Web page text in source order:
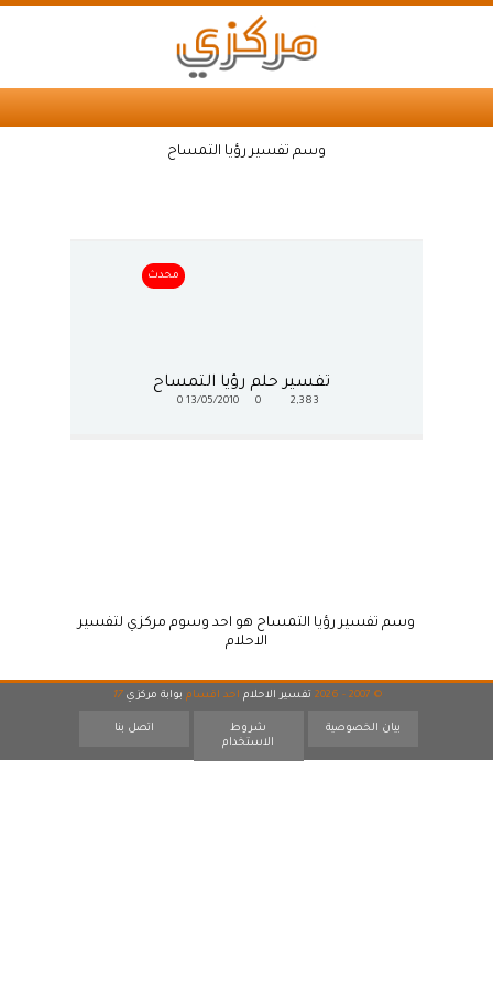
وسم تفسير رؤيا التمساح
محدث
تفسير حلم رؤيا التمساح
2,383
0
13/05/2010
0
وسم تفسير رؤيا التمساح هو احد وسوم مركزي لتفسير
الاحلام
© 2007 - 2026 تفسير الاحلام احد اقسام بوابة مركزي 17
بيان الخصوصية
شروط
الاستخدام
اتصل بنا